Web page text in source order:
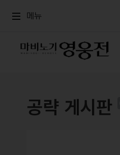
메뉴
공략 게시판